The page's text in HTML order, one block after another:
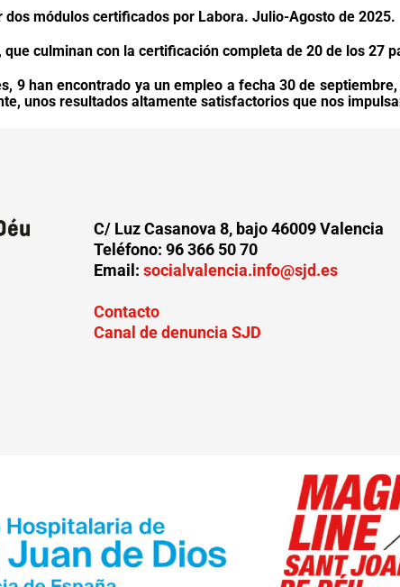
dos módulos certificados por Labora. Julio-Agosto de 2025.
que culminan con la certificación completa de 20 de los
9 han encontrado ya un empleo a fecha 30 de
unos resultados altamente satisfactorios que nos
C/ Luz Casanova 8, bajo 46009 Valencia
Teléfono: 96 366 50 70
Email:socialvalencia.info@sjd.es
Contacto
Canal de denuncia SJD